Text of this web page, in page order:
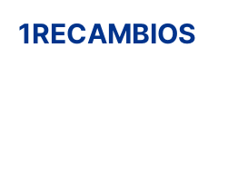
1RECAMBIOS